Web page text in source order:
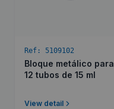
Ref: 5109102
Bloque metálico para
12 tubos de 15 ml
View detail